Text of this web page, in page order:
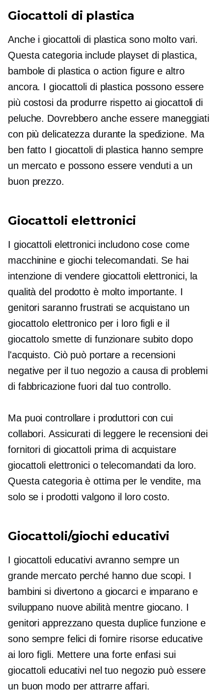
Giocattoli di plastica
Anche i giocattoli di plastica sono molto vari.
Questa categoria include playset di plastica,
bambole di plastica o action figure e altro
ancora. I giocattoli di plastica possono essere
più costosi da produrre rispetto ai giocattoli di
peluche. Dovrebbero anche essere maneggiati
con più delicatezza durante la spedizione. Ma
ben fatto I giocattoli di plastica hanno sempre
un mercato e possono essere venduti a un
buon prezzo.
Giocattoli elettronici
I giocattoli elettronici includono cose come
macchinine e giochi telecomandati. Se hai
intenzione di vendere giocattoli elettronici, la
qualità del prodotto è molto importante. I
genitori saranno frustrati se acquistano un
giocattolo elettronico per i loro figli e il
giocattolo smette di funzionare subito dopo
l'acquisto. Ciò può portare a recensioni
negative per il tuo negozio a causa di problemi
di fabbricazione fuori dal tuo controllo.
Ma puoi controllare i produttori con cui
collabori. Assicurati di leggere le recensioni dei
fornitori di giocattoli prima di acquistare
giocattoli elettronici o telecomandati da loro.
Questa categoria è ottima per le vendite, ma
solo se i prodotti valgono il loro costo.
Giocattoli/giochi educativi
I giocattoli educativi avranno sempre un
grande mercato perché hanno due scopi. I
bambini si divertono a giocarci e imparano e
sviluppano nuove abilità mentre giocano. I
genitori apprezzano questa duplice funzione e
sono sempre felici di fornire risorse educative
ai loro figli. Mettere una forte enfasi sui
giocattoli educativi nel tuo negozio può essere
un buon modo per attrarre affari.